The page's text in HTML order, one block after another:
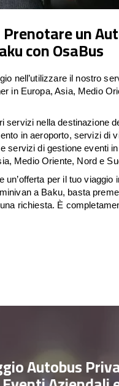
un
con OsaBus
nell’utilizzare il nostro
in Europa, Asia, Medio
servizi nella destinazione
in aeroporto, servizi di
servizi di gestione eventi
Medio Oriente, Nord e
un’offerta per il tuo viaggio
a Baku, basta
richiesta. È
Autobus